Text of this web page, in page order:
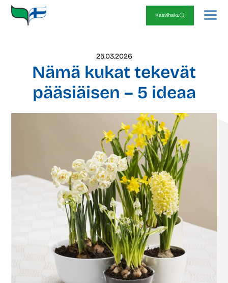
Siirry
sisältöön
Kasvihaku
25.03.2026
Nämä kukat tekevät
pääsiäisen – 5 ideaa